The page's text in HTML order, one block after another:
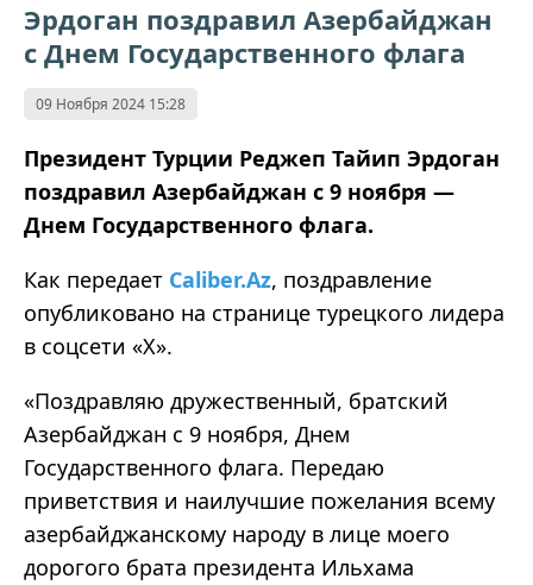
Эрдоган поздравил Азербайджан
с Днем Государственного флага
09 Ноября 2024 15:28
Президент Турции Реджеп Тайип Эрдоган
поздравил Азербайджан с 9 ноября —
Днем Государственного флага.
Как передает Caliber.Az, поздравление
опубликовано на странице турецкого лидера
в соцсети «Х».
«Поздравляю дружественный, братский
Азербайджан с 9 ноября, Днем
Государственного флага. Передаю
приветствия и наилучшие пожелания всему
азербайджанскому народу в лице моего
дорогого брата президента Ильхама